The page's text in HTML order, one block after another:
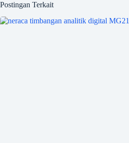
Postingan Terkait